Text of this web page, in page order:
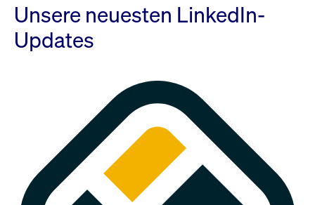
Unsere neuesten LinkedIn-
Updates